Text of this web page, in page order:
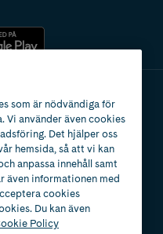
som är nödvändiga för
Vi använder även cookies
Det hjälper oss
hemsida, så att vi kan
anpassa innehåll samt
även informationen med
cookies
Du kan även
Policy